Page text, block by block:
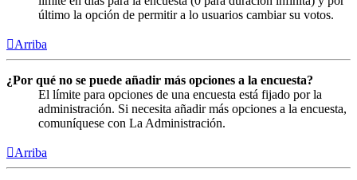
último la opción de permitir a lo usuarios cambiar su votos.
Arriba
¿Por qué no se puede añadir más opciones a la encuesta?
El límite para opciones de una encuesta está fijado por la
administración. Si necesita añadir más opciones a la encuesta,
comuníquese con La Administración.
Arriba